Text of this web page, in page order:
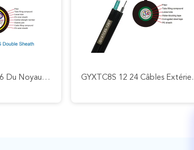
Noyau Du Noyau 96 Du Noyau 48 Du Câble À Fibres Optiques 24 De Fibre De Gaine De Double D'ADSS GYXTC8S 12